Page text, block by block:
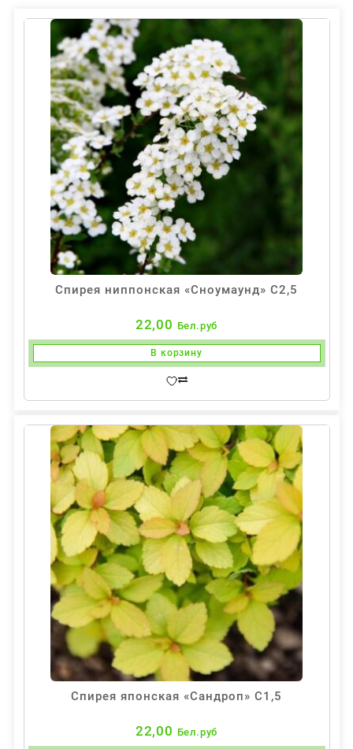
Спирея ниппонская «Сноумаунд» С2,5
22,00 Бел.руб
В корзину
Спирея японская «Сандроп» С1,5
22,00 Бел.руб